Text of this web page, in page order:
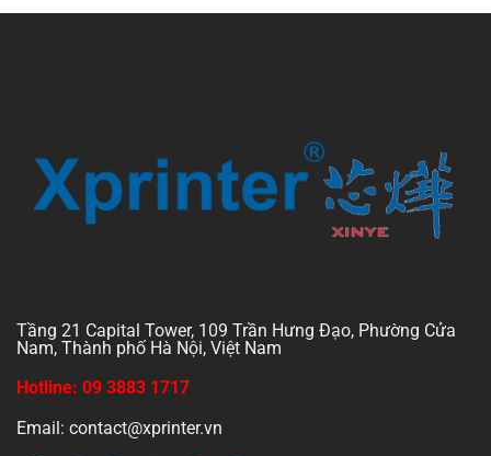
Tầng 21 Capital Tower, 109 Trần Hưng Đạo, Phường Cửa
Nam, Thành phố Hà Nội, Việt Nam
Hotline: 09 3883 1717
Email: contact@xprinter.vn